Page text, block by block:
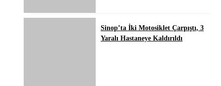
Sinop’ta İki Motosiklet Çarpıştı, 3
Yaralı Hastaneye Kaldırıldı